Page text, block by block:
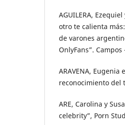
AGUILERA,
otro te calienta
de varones
OnlyFans”.
ARAVENA,
reconocimiento del
ARE, Carolina y
celebrity”, Porn